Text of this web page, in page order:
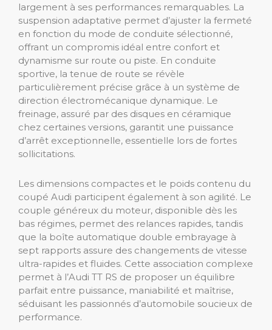
largement à ses performances remarquables. La
suspension adaptative permet d’ajuster la fermeté
en fonction du mode de conduite sélectionné,
offrant un compromis idéal entre confort et
dynamisme sur route ou piste. En conduite
sportive, la tenue de route se révèle
particulièrement précise grâce à un système de
direction électromécanique dynamique. Le
freinage, assuré par des disques en céramique
chez certaines versions, garantit une puissance
d’arrêt exceptionnelle, essentielle lors de fortes
sollicitations.
Les dimensions compactes et le poids contenu du
coupé Audi participent également à son agilité. Le
couple généreux du moteur, disponible dès les
bas régimes, permet des relances rapides, tandis
que la boîte automatique double embrayage à
sept rapports assure des changements de vitesse
ultra-rapides et fluides. Cette association complexe
permet à l’Audi TT RS de proposer un équilibre
parfait entre puissance, maniabilité et maîtrise,
séduisant les passionnés d’automobile soucieux de
performance.